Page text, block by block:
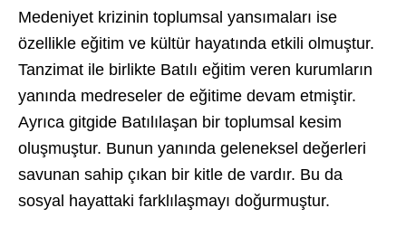
Medeniyet krizinin toplumsal yansımaları ise
özellikle eğitim ve kültür hayatında etkili olmuştur.
Tanzimat ile birlikte Batılı eğitim veren kurumların
yanında medreseler de eğitime devam etmiştir.
Ayrıca gitgide Batılılaşan bir toplumsal kesim
oluşmuştur. Bunun yanında geleneksel değerleri
savunan sahip çıkan bir kitle de vardır. Bu da
sosyal hayattaki farklılaşmayı doğurmuştur.